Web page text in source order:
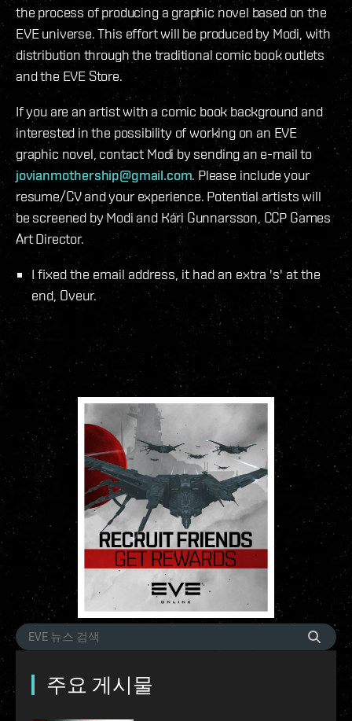
the process of producing a graphic novel based on the
EVE universe. This effort will be produced by Modi, with
distribution through the traditional comic book outlets
and the EVE Store.
If you are an artist with a comic book background and
interested in the possibility of working on an EVE
graphic novel, contact Modi by sending an e-mail to
jovianmothership@gmail.com. Please include your
resume/CV and your experience. Potential artists will
be screened by Modi and Kári Gunnarsson, CCP Games
Art Director.
I fixed the email address, it had an extra 's' at the
end, Oveur.
주요 게시물